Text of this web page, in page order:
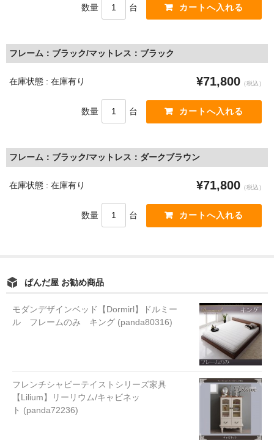
数量 台
フレーム：ブラック/マットレス：ブラック
在庫状態 : 在庫有り ¥71,800 （税込）
数量 台
フレーム：ブラック/マットレス：ダークブラウン
在庫状態 : 在庫有り ¥71,800 （税込）
数量 台
ぱんだ屋 お勧め商品
モダンデザインベッド【Dormirl】ドルミー
ル フレームのみ キング (panda80316)
フレンチシャビーテイストシリーズ家具
【Lilium】リーリウム/キャビネッ
ト (panda72236)